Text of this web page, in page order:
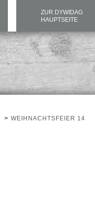
ZUR DYWIDAG
HAUPTSEITE
> WEIHNACHTSFEIER 14